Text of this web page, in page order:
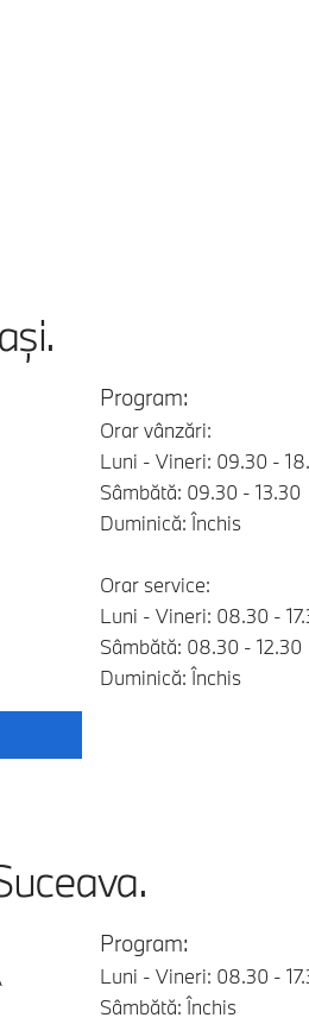
Program:
Orar vânzări:
Luni - Vineri: 09.30 -
Sâmbătă: 09.30 - 13.30
Duminică: Închis
Orar service:
Luni - Vineri: 08.30 -
Sâmbătă: 08.30 - 12.30
Duminică: Închis
Program:
Luni - Vineri: 08.30 -
Sâmbătă: Închis